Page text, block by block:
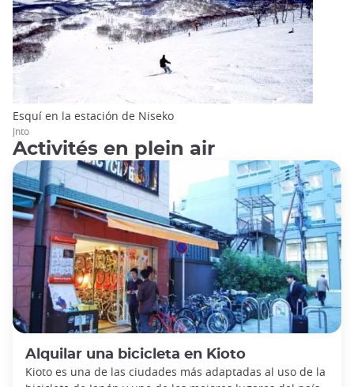
Esquí en la estación de Niseko
Jnto
Activités en plein air
Alquilar una bicicleta en Kioto
Kioto es una de las ciudades más adaptadas al uso de la